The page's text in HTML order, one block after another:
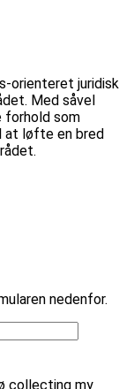
orienteret juridisk
Med såvel
forhold som
at løfte en bred
nedenfor.
collecting my